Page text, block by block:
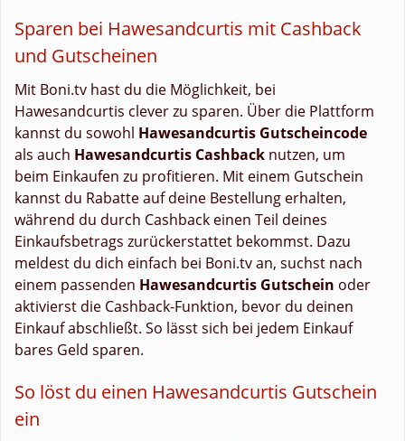
Sparen bei Hawesandcurtis mit Cashback
und Gutscheinen
Mit Boni.tv hast du die Möglichkeit, bei
Hawesandcurtis clever zu sparen. Über die Plattform
kannst du sowohl Hawesandcurtis Gutscheincode
als auch Hawesandcurtis Cashback nutzen, um
beim Einkaufen zu profitieren. Mit einem Gutschein
kannst du Rabatte auf deine Bestellung erhalten,
während du durch Cashback einen Teil deines
Einkaufsbetrags zurückerstattet bekommst. Dazu
meldest du dich einfach bei Boni.tv an, suchst nach
einem passenden Hawesandcurtis Gutschein oder
aktivierst die Cashback-Funktion, bevor du deinen
Einkauf abschließt. So lässt sich bei jedem Einkauf
bares Geld sparen.
So löst du einen Hawesandcurtis Gutschein
ein